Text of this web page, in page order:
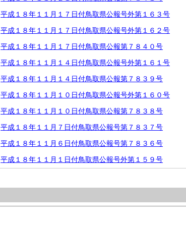
平成１８年１１月１７日付鳥取県公報号外第１６３号
平成１８年１１月１７日付鳥取県公報号外第１６２号
平成１８年１１月１７日付鳥取県公報第７８４０号
平成１８年１１月１４日付鳥取県公報号外第１６１号
平成１８年１１月１４日付鳥取県公報第７８３９号
平成１８年１１月１０日付鳥取県公報号外第１６０号
平成１８年１１月１０日付鳥取県公報第７８３８号
平成１８年１１月７日付鳥取県公報号第７８３７号
平成１８年１１月６日付鳥取県公報号第７８３６号
平成１８年１１月１日付鳥取県公報号外第１５９号